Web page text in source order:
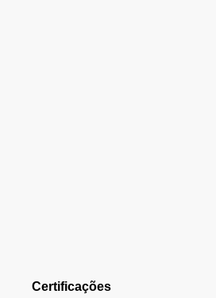
Certificações